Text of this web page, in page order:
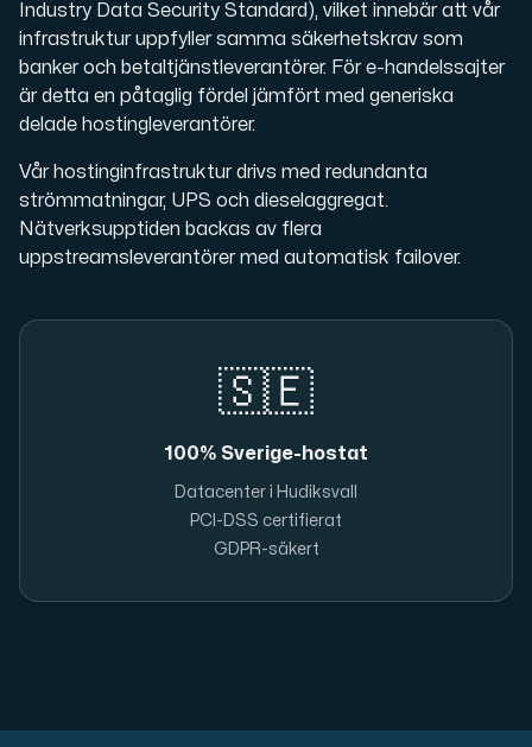
Industry Data Security Standard), vilket innebär att vår
infrastruktur uppfyller samma säkerhetskrav som
banker och betaltjänstleverantörer. För e-handelssajter
är detta en påtaglig fördel jämfört med generiska
delade hostingleverantörer.
Vår hostinginfrastruktur drivs med redundanta
strömmatningar, UPS och dieselaggregat.
Nätverksupptiden backas av flera
uppstreamsleverantörer med automatisk failover.
🇸🇪
100% Sverige-hostat
Datacenter i Hudiksvall
PCI-DSS certifierat
GDPR-säkert